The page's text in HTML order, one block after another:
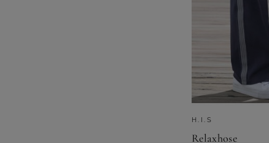
H.I.S
Relaxhose